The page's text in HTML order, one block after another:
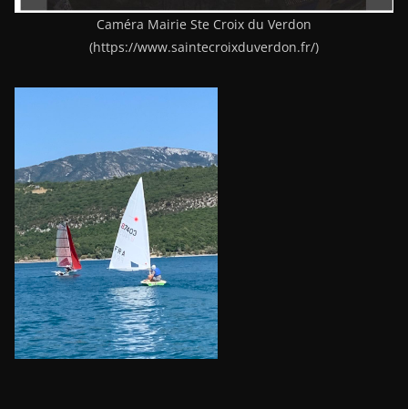
Caméra Mairie Ste Croix du Verdon
(https://www.saintecroixduverdon.fr/)